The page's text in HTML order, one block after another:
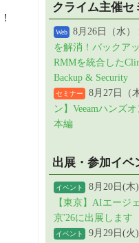
クライム主催セ
Web 8月26日（水）
を解消！バックア
RMMを統合した
Backup & Security
セミナー 8月27日（
ン】Veeamハンズ
本編
出展・参加イベ
イベント
8月20日(木
【東京】AIエージ
京'26に出展します
イベント
9月29日(火